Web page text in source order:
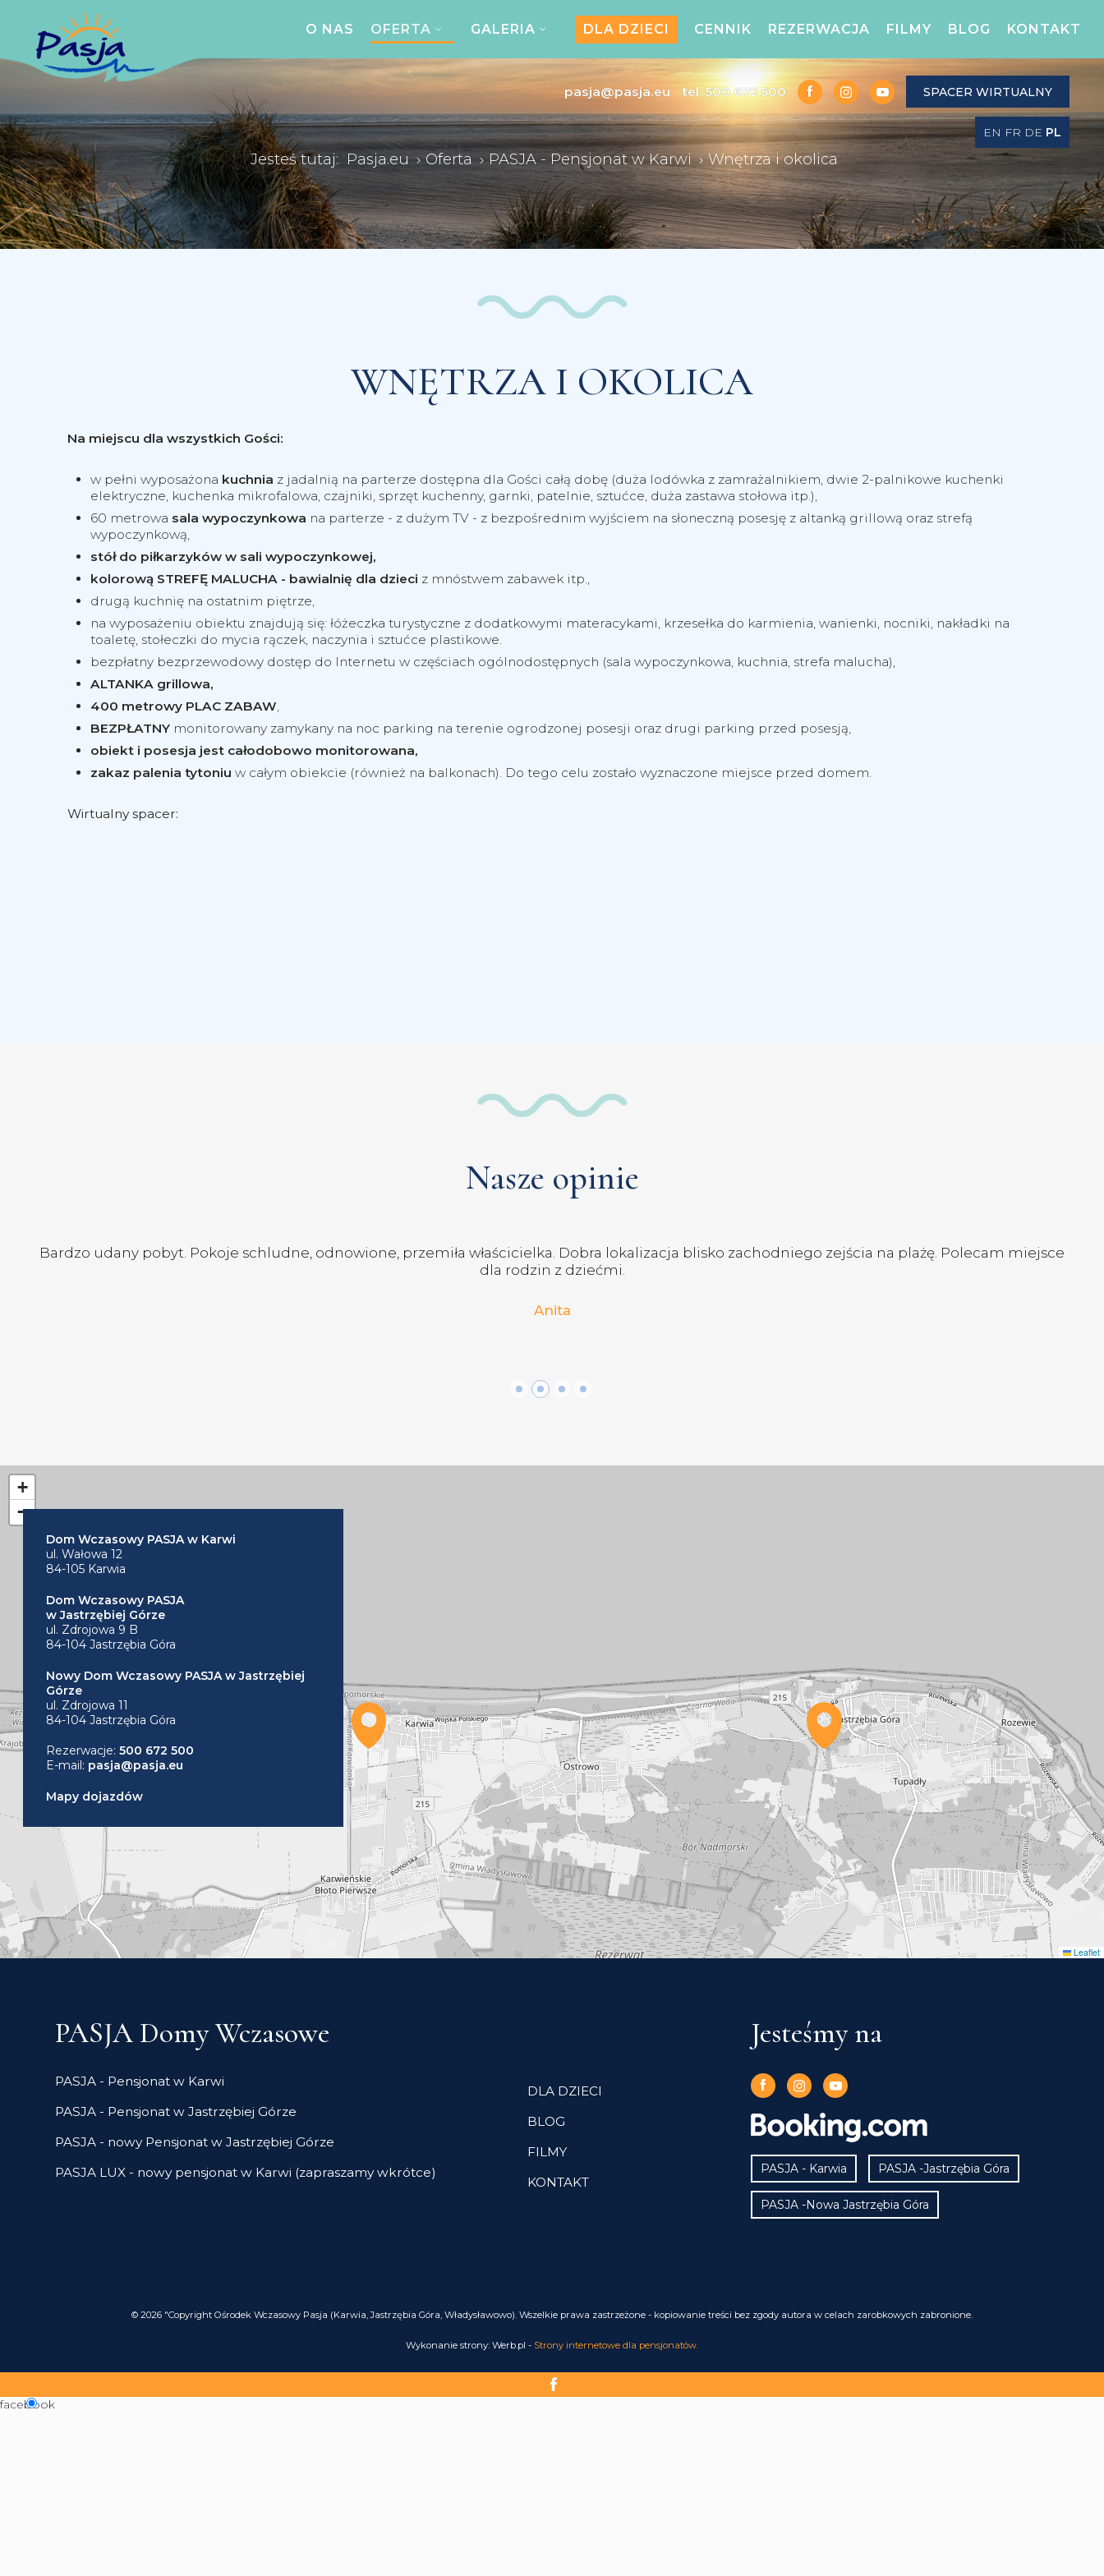
O NAS OFERTA GALERIA DLA DZIECI CENNIK REZERWACJA FILMY BLOG KONTAKT
EN FR DE PL
pasja@pasja.eu tel: 500 672 500 SPACER WIRTUALNY
Jesteś tutaj: Pasja.eu Oferta PASJA - Pensjonat w Karwi Wnętrza i okolica
WNĘTRZA I OKOLICA
Na miejscu dla wszystkich Gości:
w pełni wyposażona kuchnia z jadalnią na parterze dostępna dla Gości całą dobę (duża lodówka z zamrażalnikiem, dwie 2-palnikowe kuchenki
elektryczne, kuchenka mikrofalowa, czajniki, sprzęt kuchenny, garnki, patelnie, sztućce, duża zastawa stołowa itp.),
60 metrowa sala wypoczynkowa na parterze - z dużym TV - z bezpośrednim wyjściem na słoneczną posesję z altanką grillową oraz strefą
wypoczynkową,
stół do piłkarzyków w sali wypoczynkowej,
kolorową STREFĘ MALUCHA - bawialnię dla dzieci z mnóstwem zabawek itp.,
drugą kuchnię na ostatnim piętrze,
na wyposażeniu obiektu znajdują się: łóżeczka turystyczne z dodatkowymi materacykami, krzesełka do karmienia, wanienki, nocniki, nakładki na
toaletę, stołeczki do mycia rączek, naczynia i sztućce plastikowe.
bezpłatny bezprzewodowy dostęp do Internetu w częściach ogólnodostępnych (sala wypoczynkowa, kuchnia, strefa malucha),
ALTANKA grillowa,
400 metrowy PLAC ZABAW,
BEZPŁATNY monitorowany zamykany na noc parking na terenie ogrodzonej posesji oraz drugi parking przed posesją,
obiekt i posesja jest całodobowo monitorowana,
zakaz palenia tytoniu w całym obiekcie (również na balkonach). Do tego celu zostało wyznaczone miejsce przed domem.
Wirtualny spacer:
Nasze opinie
Bardzo udany pobyt. Pokoje schludne, odnowione, przemiła właścicielka. Dobra lokalizacja blisko zachodniego zejścia na plażę. Polecam miejsce
dla rodzin z dziećmi.
Anita
Dom Wczasowy PASJA w Karwi
ul. Wałowa 12
84-105 Karwia
Dom Wczasowy PASJA
w Jastrzębiej Górze
ul. Zdrojowa 9 B
84-104 Jastrzębia Góra
Nowy Dom Wczasowy PASJA w Jastrzębiej
Górze
ul. Zdrojowa 11
84-104 Jastrzębia Góra
Rezerwacje: 500 672 500
E-mail: pasja@pasja.eu
Mapy dojazdów
+
−
Leaflet
PASJA Domy Wczasowe
PASJA - Pensjonat w Karwi
PASJA - Pensjonat w Jastrzębiej Górze
PASJA - nowy Pensjonat w Jastrzębiej Górze
PASJA LUX - nowy pensjonat w Karwi (zapraszamy wkrótce)
DLA DZIECI
BLOG
FILMY
KONTAKT
Jesteśmy na
PASJA - Karwia PASJA -Jastrzębia Góra
PASJA -Nowa Jastrzębia Góra
© 2026 "Copyright Ośrodek Wczasowy Pasja (Karwia, Jastrzębia Góra, Władysławowo). Wszelkie prawa zastrzeżone - kopiowanie treści bez zgody autora w celach zarobkowych zabronione.
Wykonanie strony: Werb.pl - Strony internetowe dla pensjonatów.
facebook